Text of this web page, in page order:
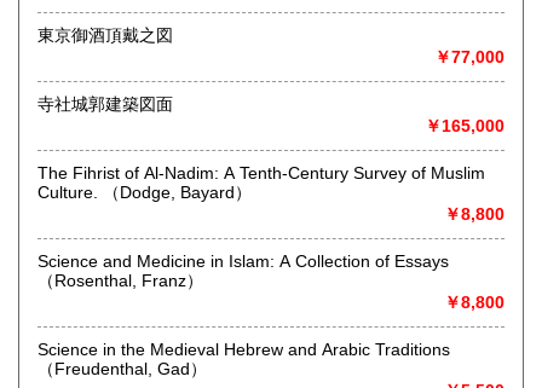
最寄駅：出町柳駅下車徒歩1分
営業時間：午前9時〜午後5時半
書籍の買取について
まずはお電話・メール等でお気軽にご連絡・ご相談ください
詳細はHPをご覧ください⇒http://www.rinsen.com/kaitori.htm
字版、江戸期写本、版本、奈良絵本、絵巻、絵入本、古地
図、刷り物、昔のかるた類など)
◆ 古書籍(人文科学系学術専門書、明治・大正・昭和初期に
刊行された趣味・娯楽書)
◆ 洋古書(20世紀前半以前に刊行された人文・芸術関係の稀
東京御酒頂戴之図
￥77,000
寺社城郭建築図面
￥165,000
The Fihrist of Al-Nadim: A Tenth-Century Survey of Muslim
Culture. （Dodge, Bayard）
￥8,800
Science and Medicine in Islam: A Collection of Essays
（Rosenthal, Franz）
￥8,800
Science in the Medieval Hebrew and Arabic Traditions
（Freudenthal, Gad）